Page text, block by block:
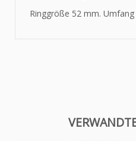
Ringgröße 52 mm.